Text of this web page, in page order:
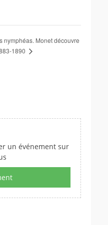
nymphéas. Monet découvre
1890
un événement sur